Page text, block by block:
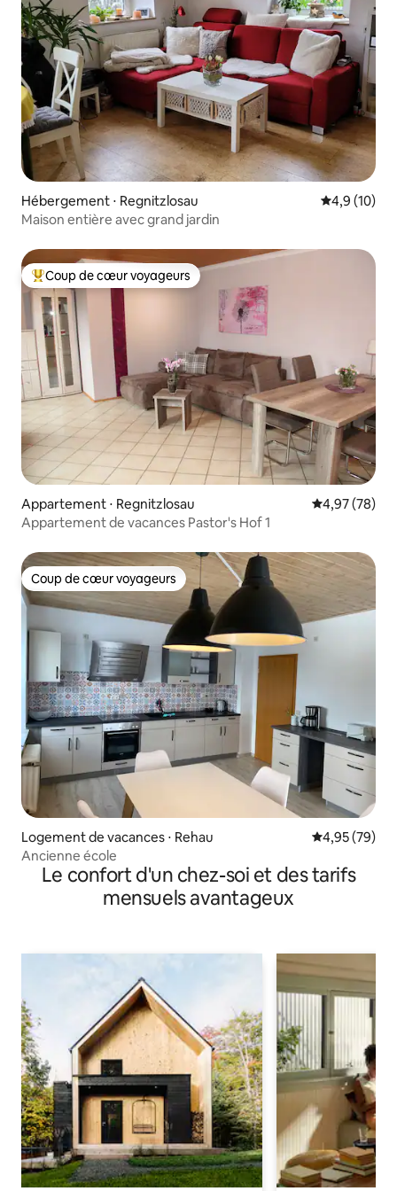
Hébergement ⋅ Regnitzlosau Évaluation
4,9 (10)
Maison entière avec grand jardin
Coups de cœur voyageurs les plus appréciés
Coup de cœur voyageurs
Appartement ⋅ Regnitzlosau Évaluation
4,97 (78)
Appartement de vacances Pastor's Hof 1
Coup de cœur voyageurs
Coup de cœur voyageurs
Logement de vacances ⋅ Rehau Évaluation
4,95 (79)
Ancienne école
Le confort d'un chez-soi et des tarifs
mensuels avantageux